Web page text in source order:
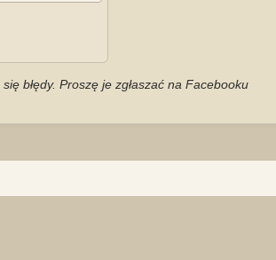
błędy. Proszę je zgłaszać na Facebooku